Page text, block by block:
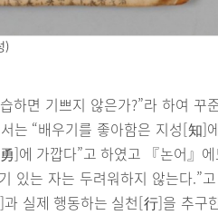
)
하면 기쁘지 않은가?”라 하여 꾸
는 “배우기를 좋아함은 지성[知]
]에 가깝다”고 하였고 『논어』에
있는 자는 두려워하지 않는다.”
실제 행동하는 실천[行]을 추구